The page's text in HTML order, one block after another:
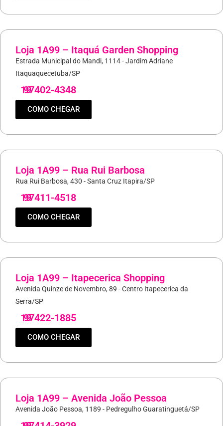
Loja 1A99 – Itaquá Garden Shopping
Estrada Municipal do Mandi, 1114 - Jardim Adriane
Itaquaquecetuba/SP
19
97402-4348
COMO CHEGAR
Loja 1A99 – Rua Rui Barbosa
Rua Rui Barbosa, 430 - Santa Cruz Itapira/SP
19
97411-4518
COMO CHEGAR
Loja 1A99 – Itapecerica Shopping
Avenida Quinze de Novembro, 89 - Centro Itapecerica da
Serra/SP
19
97422-1885
COMO CHEGAR
Loja 1A99 – Avenida João Pessoa
Avenida João Pessoa, 1189 - Pedregulho Guaratinguetá/SP